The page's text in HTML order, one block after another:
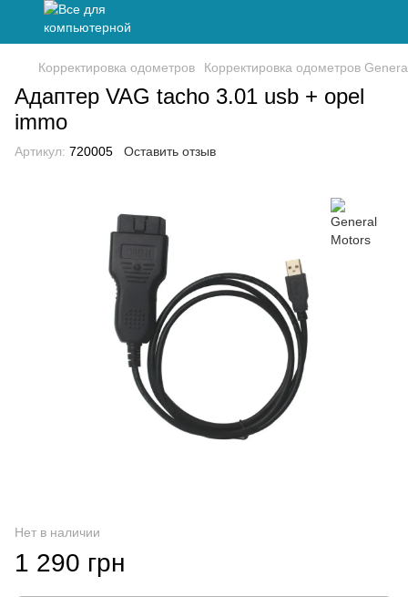
Корректировка одометров Корректировка одометров
Адаптер VAG tacho 3.01 usb + opel
immo
Артикул: 720005 Оставить отзыв
Нет в наличии
1 290 грн